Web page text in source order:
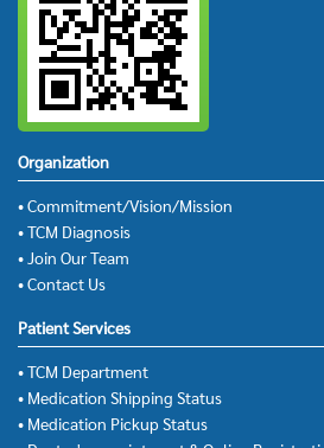
Organization
• Commitment/Vision/Mission
• TCM Diagnosis
• Join Our Team
• Contact Us
Patient Services
• TCM Department
• Medication Shipping Status
• Medication Pickup Status